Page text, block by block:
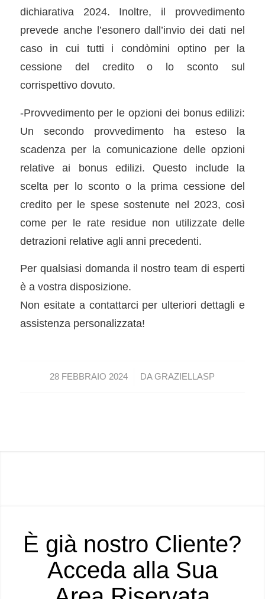
dichiarativa 2024. Inoltre, il provvedimento
prevede anche l’esonero dall’invio dei dati nel
caso in cui tutti i condòmini optino per la
cessione del credito o lo sconto sul
corrispettivo dovuto.
-Provvedimento per le opzioni dei bonus edilizi:
Un secondo provvedimento ha esteso la
scadenza per la comunicazione delle opzioni
relative ai bonus edilizi. Questo include la
scelta per lo sconto o la prima cessione del
credito per le spese sostenute nel 2023, così
come per le rate residue non utilizzate delle
detrazioni relative agli anni precedenti.
Per qualsiasi domanda il nostro team di esperti
è a vostra disposizione.
Non esitate a contattarci per ulteriori dettagli e
assistenza personalizzata!
28 FEBBRAIO 2024
/ DAGRAZIELLASP
È già nostro Cliente?
Acceda alla Sua